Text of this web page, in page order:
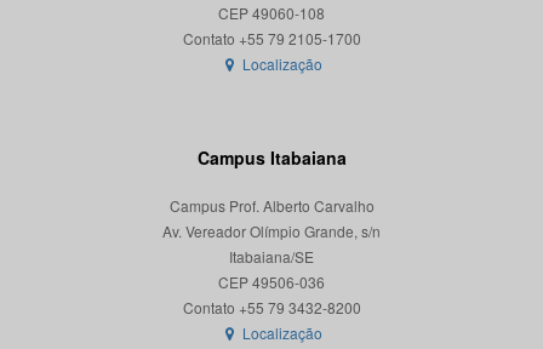
CEP 49060-108
Localização
Campus Itabaiana
Campus Prof. Alberto Carvalho
Av. Vereador Olímpio Grande, s/n
Itabaiana/SE
CEP 49506-036
Localização